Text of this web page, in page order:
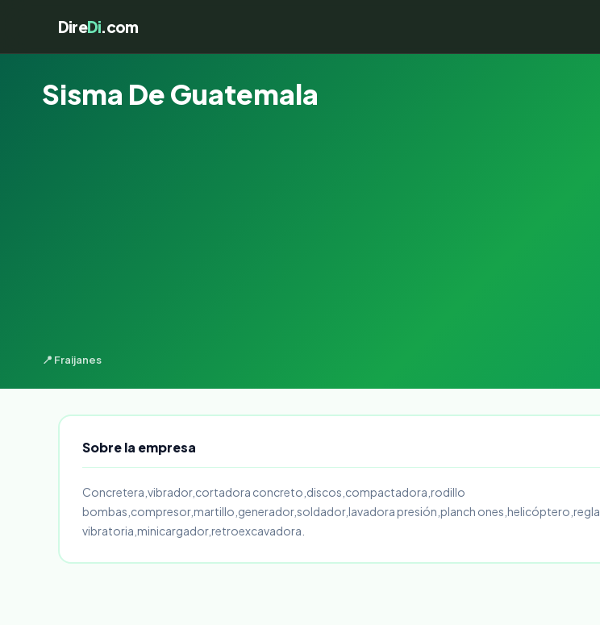
DireDi.com
Sisma De Guatemala
📍 Fraijanes
Sobre la empresa
Concretera,vibrador,cortadora concreto,discos,compactadora,rodillo
bombas,compresor,martillo,generador,soldador,lavadora presión,planch ones,helicóptero,regla
vibratoria,minicargador,retroexcavadora.